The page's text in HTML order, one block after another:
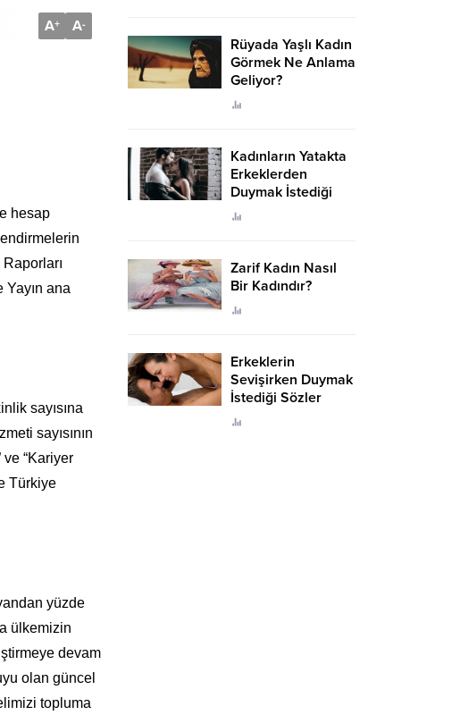
A+ A-
hesap
Yayın ana
sayısına
sayısının
“Kariyer
Türkiye
yüzde
ülkemizin
devam
olan güncel
topluma
Rüyada Yaşlı Kadın
Görmek Ne Anlama
Geliyor?
Kadınların Yatakta
Erkeklerden
Duymak İstediği
Sözler
Zarif Kadın Nasıl
Bir Kadındır?
Erkeklerin
Sevişirken Duymak
İstediği Sözler
Neler?